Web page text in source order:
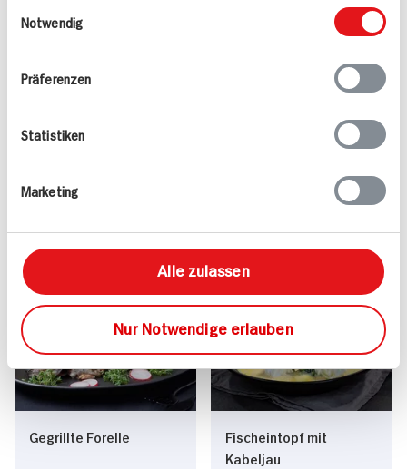
bereitgestellt haben oder die sie im Rahmen
Notwendig
Präferenzen
Statistiken
Marketing
Alle zulassen
Nur Notwendige erlauben
Mehr
15 min
Leicht
Kasseler in Dunkelbier-
1.043 kcal p. Portion
Leicht
Gegrillte Forelle
Fischeintopf mit
Kabeljau